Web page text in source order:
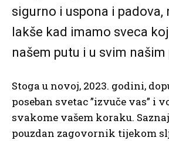
sigurno i uspona i padova,
lakše kad imamo sveca
našem putu i u svim
Stoga u novoj, 2023. godini,
poseban svetac ”izvuče vas” i
svakome vašem koraku.
pouzdan zagovornik tijekom